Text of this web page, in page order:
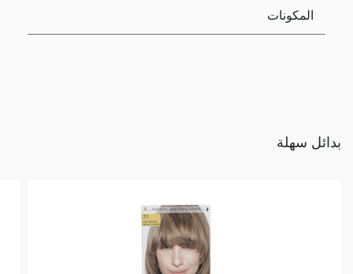
المكونات
بدائل سهلة